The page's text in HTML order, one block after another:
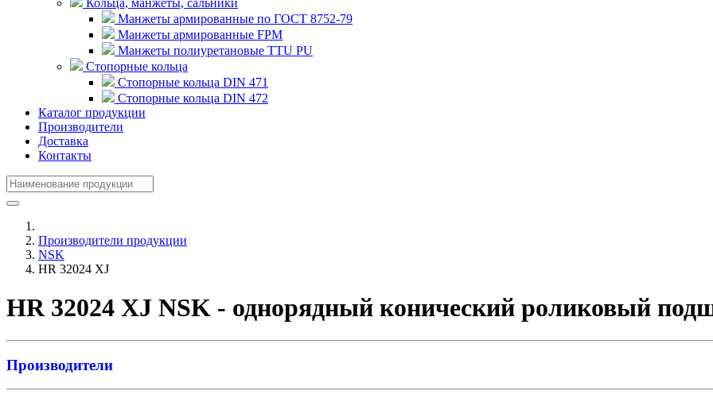
Кольца, манжеты, сальники
Манжеты армированные по ГОСТ 8752-79
Манжеты армированные FPM
Манжеты полиуретановые TTU PU
Стопорные кольца
Стопорные кольца DIN 471
Стопорные кольца DIN 472
Каталог продукции
Производители
Доставка
Контакты
Производители продукции
NSK
HR 32024 XJ
HR 32024 XJ NSK - однорядный конический роликовый
Производители